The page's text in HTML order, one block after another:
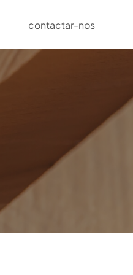
contactar-nos